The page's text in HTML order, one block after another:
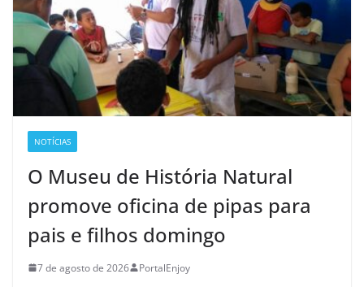
NOTÍCIAS
O Museu de História Natural
promove oficina de pipas para
pais e filhos domingo
7 de agosto de 2026 PortalEnjoy